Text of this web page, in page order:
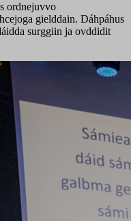
ordnejuvvo
gielddain. Dáhpáhus
surggiin ja ovddidit